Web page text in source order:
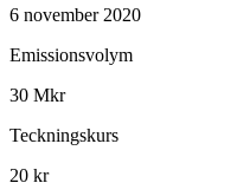
6 november 2020
Emissionsvolym
30 Mkr
Teckningskurs
20 kr